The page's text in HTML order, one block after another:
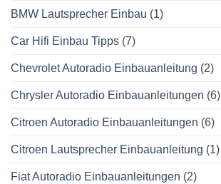
BMW Lautsprecher Einbau (1)
Car Hifi Einbau Tipps (7)
Chevrolet Autoradio Einbauanleitung (2)
Chrysler Autoradio Einbauanleitungen (6)
Citroen Autoradio Einbauanleitungen (6)
Citroen Lautsprecher Einbauanleitung (1)
Fiat Autoradio Einbauanleitungen (2)